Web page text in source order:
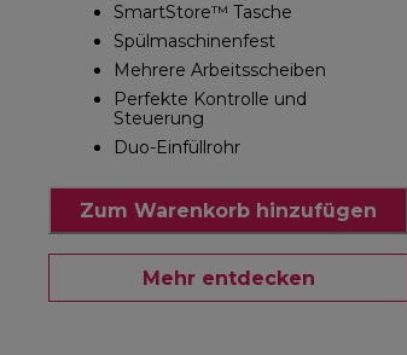
SmartStore™ Tasche
Spülmaschinenfest
Mehrere Arbeitsscheiben
Perfekte Kontrolle und
Steuerung
Duo-Einfüllrohr
Zum Warenkorb hinzufügen
Mehr entdecken